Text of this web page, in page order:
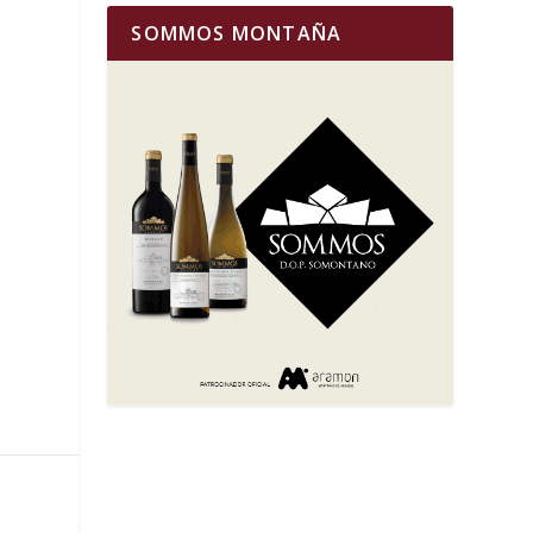
SOMMOS MONTAÑA